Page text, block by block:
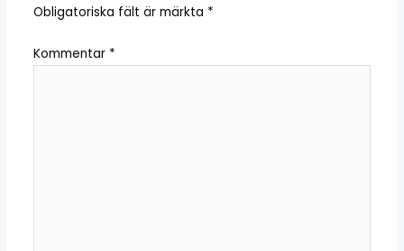
Obligatoriska fält är märkta *
Kommentar *